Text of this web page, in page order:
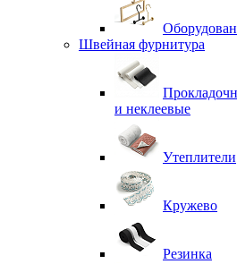
Швейная фурнитура
и неклеевые
Утеплители
Кружево
Резинка